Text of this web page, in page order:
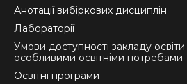
Анотації вибіркових дисциплін
Лабораторії
Умови доступності закладу
особливими освітніми потребами
Освітні програми